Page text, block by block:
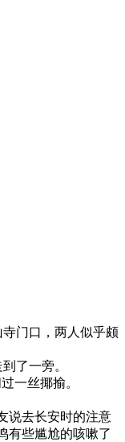
门口，两人似乎颇
了一旁。
一丝揶揄。
说去长安时的注意
有些尴尬的咳嗽了